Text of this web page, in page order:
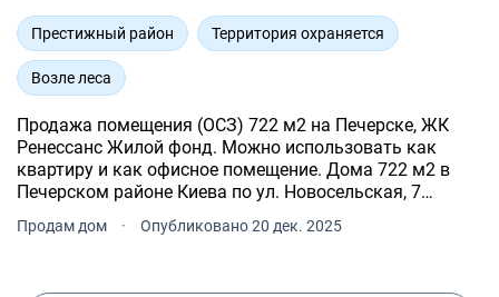
Престижный район Территория охраняется
Возле леса
Продажа помещения (ОСЗ) 722 м2 на Печерске, ЖК
Ренессанс Жилой фонд. Можно использовать как
квартиру и как офисное помещение. Дома 722 м2 в
Печерском районе Киева по ул. Новосельская, 7
(фасад), в престижном месте - возле ЖК Ренессанс и
Ботанического сада.
Продам дом · Опубликовано 20 дек. 2025